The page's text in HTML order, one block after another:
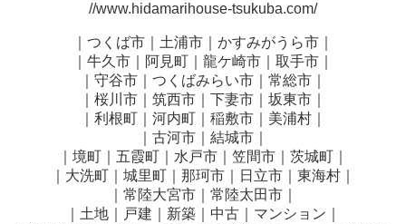
//www.hidamarihouse-tsukuba.com/
｜つくば市｜土浦市｜かすみがうら市｜
｜牛久市｜阿見町｜龍ケ崎市｜取手市｜
｜守谷市｜つくばみらい市｜常総市｜
｜桜川市｜筑西市｜下妻市｜坂東市｜
｜利根町｜河内町｜稲敷市｜美浦村｜
｜古河市｜結城市｜
｜境町｜五霞町｜水戸市｜笠間市｜茨城町｜
｜大洗町｜城里町｜那珂市｜日立市｜東海村｜
｜常陸大宮市｜常陸太田市｜
｜土地｜戸建｜新築｜中古｜マンション｜